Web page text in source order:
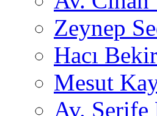
Zeynep
Hacı
Mesut
Av.